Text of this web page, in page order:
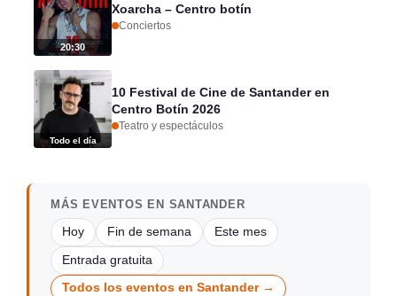
20:30
Xoarcha – Centro botín
Conciertos
Todo el día
10 Festival de Cine de Santander en
Centro Botín 2026
Teatro y espectáculos
MÁS EVENTOS EN SANTANDER
Hoy Fin de semana Este mes
Entrada gratuita
Todos los eventos en Santander →